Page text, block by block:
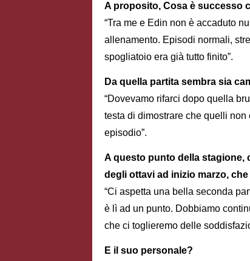
A proposito, Cosa è successo
“Tra me e Edin non è accaduto
allenamento. Episodi normali,
spogliatoio era già tutto finito”.
Da quella partita sembra sia
“Dovevamo rifarci dopo quella
testa di dimostrare che quelli
episodio”.
A questo punto della stagione,
degli ottavi ad inizio marzo,
“Ci aspetta una bella seconda
è lì ad un punto. Dobbiamo
che ci toglieremo delle
E il suo personale?